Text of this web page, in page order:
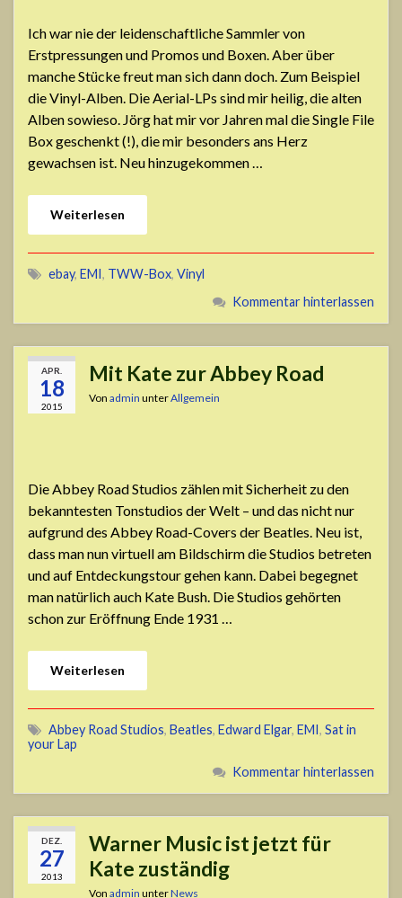
Ich war nie der leidenschaftliche Sammler von
Erstpressungen und Promos und Boxen. Aber über
manche Stücke freut man sich dann doch. Zum Beispiel
die Vinyl-Alben. Die Aerial-LPs sind mir heilig, die alten
Alben sowieso. Jörg hat mir vor Jahren mal die Single File
Box geschenkt (!), die mir besonders ans Herz
gewachsen ist. Neu hinzugekommen …
Weiterlesen
ebay, EMI , TWW-Box, Vinyl
Kommentar hinterlassen
APR.
18
2015
Mit Kate zur Abbey Road
Von admin unterAllgemein
Die Abbey Road Studios zählen mit Sicherheit zu den
bekanntesten Tonstudios der Welt – und das nicht nur
aufgrund des Abbey Road-Covers der Beatles. Neu ist,
dass man nun virtuell am Bildschirm die Studios betreten
und auf Entdeckungstour gehen kann. Dabei begegnet
man natürlich auch Kate Bush. Die Studios gehörten
schon zur Eröffnung Ende 1931 …
Weiterlesen
Abbey Road Studios, Beatles, Edward Elgar, EMI , Sat in
your Lap
Kommentar hinterlassen
DEZ.
27
2013
Warner Music ist jetzt für
Kate zuständig
Von admin unterNews